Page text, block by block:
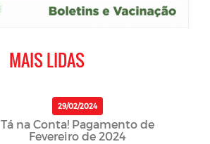
MAIS LIDAS
29/02/2024
Tá na Conta! Pagamento de
Fevereiro de 2024